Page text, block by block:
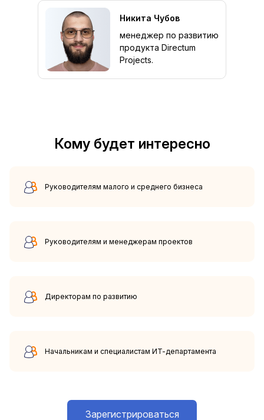
Никита Чубов
менеджер по развитию
продукта Directum
Projects.
Кому будет интересно
Руководителям малого и среднего бизнеса
Руководителям и менеджерам проектов
Директорам по развитию
Начальникам и специалистам ИТ-департамента
Зарегистрироваться